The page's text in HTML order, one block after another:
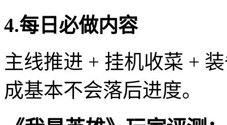
4.每日必做内容
主线推进 + 挂机收菜 +
成基本不会落后进度。